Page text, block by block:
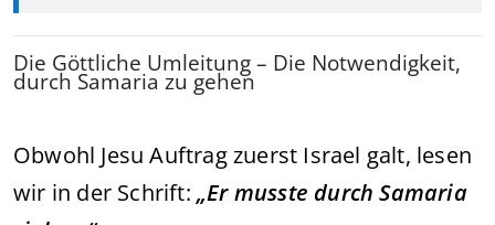
Die Göttliche Umleitung – Die Notwendigkeit,
durch Samaria zu gehen
Obwohl Jesu Auftrag zuerst Israel galt, lesen
wir in der Schrift: „Er musste durch Samaria